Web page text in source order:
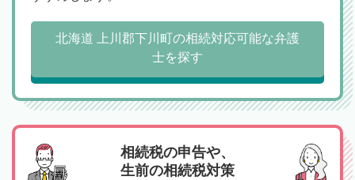
北海道 上川郡下川町の相続対応可能な弁護
士を探す
相続税の申告や、
生前の相続税対策